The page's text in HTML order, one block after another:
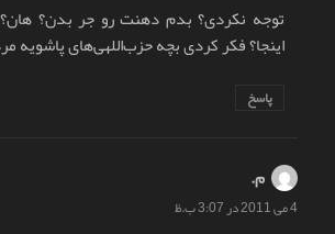
توجه نکردی؟ بدم دهنت رو جر بدن؟
اینجا؟ فکر کردی بچه حزب‌اللهی‌های پاشویه
پاسخ
م.
4 می 2011 در 3:07 ب.ظ